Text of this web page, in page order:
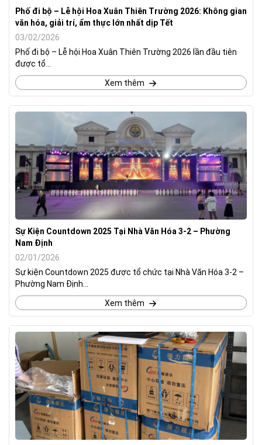
Phố đi bộ – Lễ hội Hoa Xuân Thiên Trường 2026: Không gian
văn hóa, giải trí, ẩm thực lớn nhất dịp Tết
03/02/2026
Phố đi bộ – Lễ hội Hoa Xuân Thiên Trường 2026 lần đầu tiên
được tổ...
Xem thêm
Sự Kiện Countdown 2025 Tại Nhà Văn Hóa 3-2 – Phường
Nam Định
02/01/2026
Sự kiện Countdown 2025 được tổ chức tại Nhà Văn Hóa 3-2 –
Phường Nam Định...
Xem thêm